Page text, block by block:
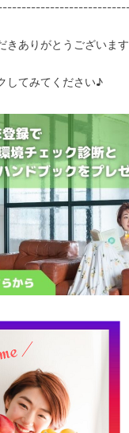
きありがとうございます
してみてください♪